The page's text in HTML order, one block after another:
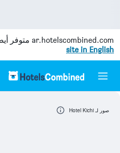
ar.hotelscombined.com متوفر
site in English
صور لـ Hotel Kichi